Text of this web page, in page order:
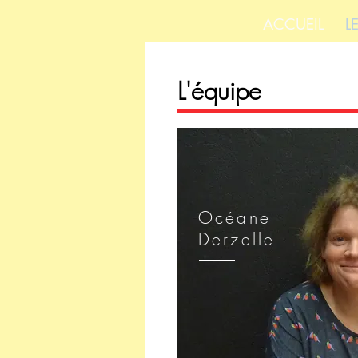
ACCUEIL
L'équipe
Océane
Derzelle